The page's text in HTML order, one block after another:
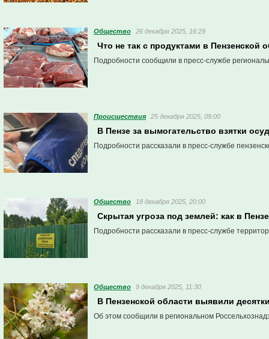
Общество 26 декабря 2025, 16:29
Что не так с продуктами в Пензенской
Подробности сообщили в пресс-службе
Проиcшествия 25 декабря 2025, 09:00
В Пензе за вымогательство взятки
Подробности рассказали в пресс-службе
Общество 18 декабря 2025, 20:00
Скрытая угроза под землей: как в
Подробности рассказали в пресс-службе
Общество 9 декабря 2025, 11:30
В Пензенской области выявили
Об этом сообщили в региональном